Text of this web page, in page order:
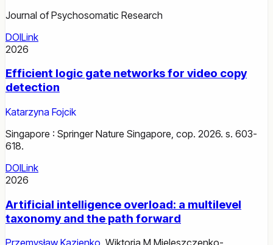
Journal of Psychosomatic Research
DOILink
2026
Efficient logic gate networks for video copy
detection
Katarzyna Fojcik
Singapore : Springer Nature Singapore, cop. 2026. s. 603-
618.
DOILink
2026
Artificial intelligence overload: a multilevel
taxonomy and the path forward